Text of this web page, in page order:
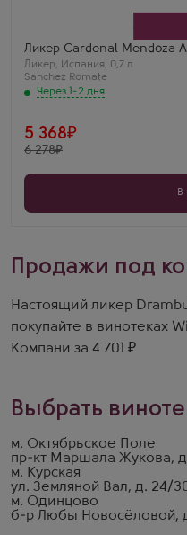
Ликер Cardenal Mendoza
Ликер, Испания, 0,7 л
Sanchez Romate
Через 1-2 дня
Регион
Андалусия, Херес
5 368
6 278
В
Продажи под
Настоящий ликер
покупайте в винотеках
Компани за 4 701 ₽
Выбрать
м. Октябрьское Поле
пр-кт Маршала Жукова,
м. Курская
ул. Земляной Вал, д. 24/30,
м. Одинцово
б-р Любы Новосёловой,